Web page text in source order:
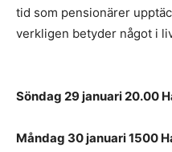
tid som pensionärer
verkligen betyder något i
Söndag 29 januari 20.00
Måndag 30 januari 1500